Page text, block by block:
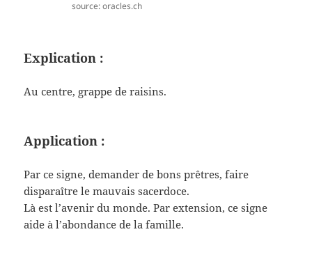
source: oracles.ch
Explication :
Au centre, grappe de raisins.
Application :
Par ce signe, demander de bons prêtres, faire
disparaître le mauvais sacerdoce.
Là est l’avenir du monde. Par extension, ce signe
aide à l’abondance de la famille.